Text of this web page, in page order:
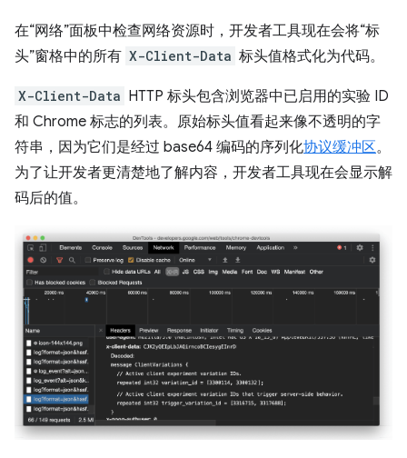
在“网络”面板中检查网络资源时，开发者工具现在会将“标
头”窗格中的所有 X-Client-Data 标头值格式化为代码。
X-Client-Data HTTP 标头包含浏览器中已启用的实验 ID
和 Chrome 标志的列表。原始标头值看起来像不透明的字
符串，因为它们是经过 base64 编码的序列化协议缓冲区。
为了让开发者更清楚地了解内容，开发者工具现在会显示解
码后的值。